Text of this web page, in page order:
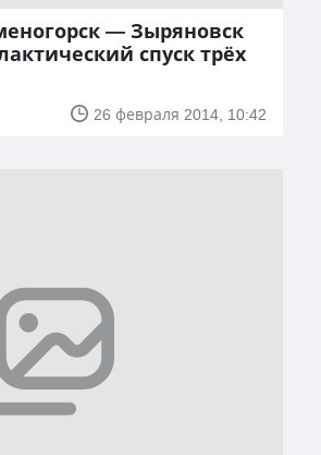
— Зыряновск
спуск трёх
26 февраля 2014, 10:42